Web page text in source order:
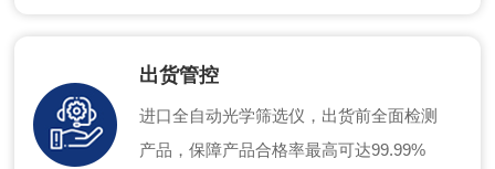
出货管控
进口全自动光学筛选仪，出货前全面检测
产品，保障产品合格率最高可达99.99%